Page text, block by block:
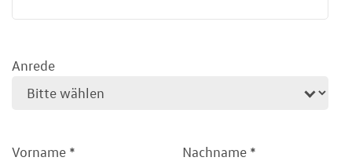
Anrede
Vorname * Nachname *